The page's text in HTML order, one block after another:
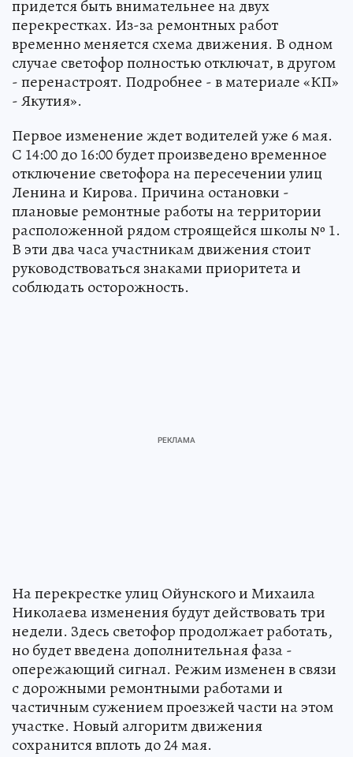
придется быть внимательнее на двух
перекрестках. Из-за ремонтных работ
временно меняется схема движения. В одном
случае светофор полностью отключат, в другом
- перенастроят. Подробнее - в материале «КП»
- Якутия».
Первое изменение ждет водителей уже 6 мая.
С 14:00 до 16:00 будет произведено временное
отключение светофора на пересечении улиц
Ленина и Кирова. Причина остановки -
плановые ремонтные работы на территории
расположенной рядом строящейся школы № 1.
В эти два часа участникам движения стоит
руководствоваться знаками приоритета и
соблюдать осторожность.
На перекрестке улиц Ойунского и Михаила
Николаева изменения будут действовать три
недели. Здесь светофор продолжает работать,
но будет введена дополнительная фаза -
опережающий сигнал. Режим изменен в связи
с дорожными ремонтными работами и
частичным сужением проезжей части на этом
участке. Новый алгоритм движения
сохранится вплоть до 24 мая.